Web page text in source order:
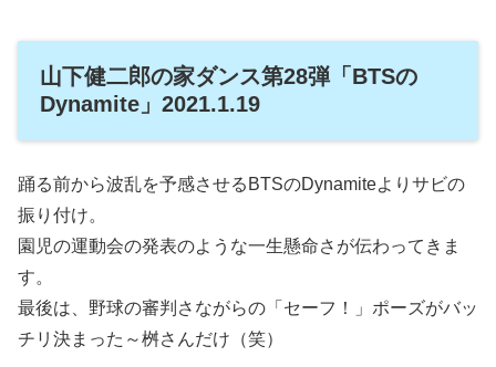
山下健二郎の家ダンス第28弾「BTSの
Dynamite」2021.1.19
踊る前から波乱を予感させるBTSのDynamiteよりサビの
振り付け。
園児の運動会の発表のような一生懸命さが伝わってきま
す。
最後は、野球の審判さながらの「セーフ！」ポーズがバッ
チリ決まった～桝さんだけ（笑）